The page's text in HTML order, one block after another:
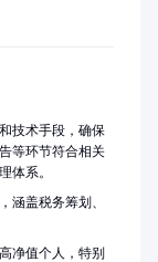
技术手段，确保
等环节符合相关
体系。
涵盖税务筹划、
净值个人，特别